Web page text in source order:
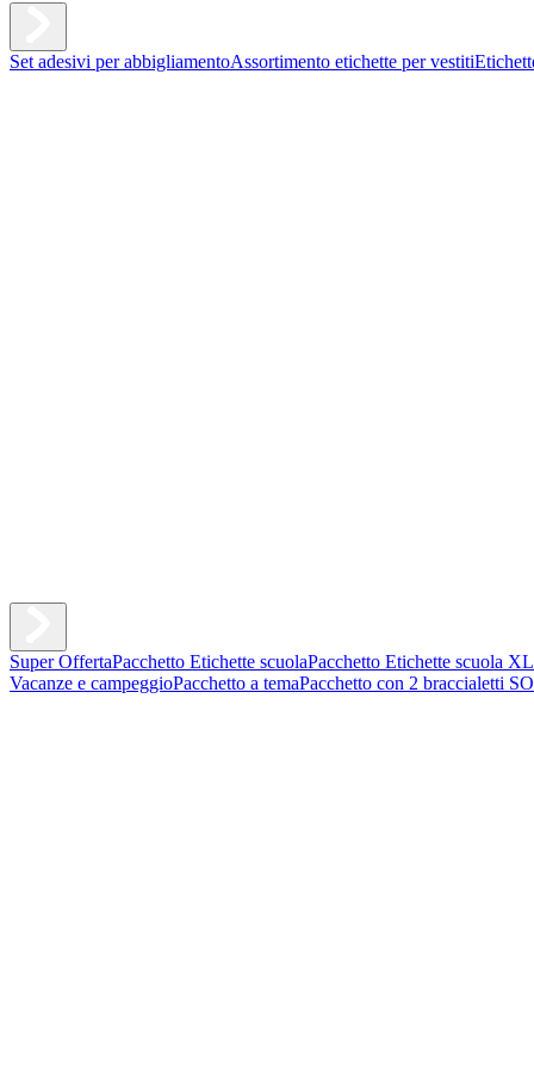
Set adesivi per abbigliamentoAssortimento etichette per vestiti
Super OffertaPacchetto Etichette scuolaPacchetto Etichette scuola XL
Vacanze e campeggioPacchetto a temaPacchetto con 2 braccialetti